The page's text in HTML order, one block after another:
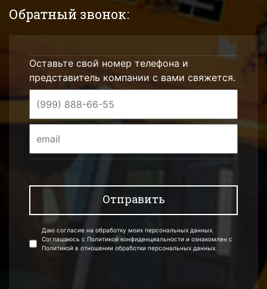
Обратный звонок:
Оставьте свой номер телефона и
представитель компании с вами свяжется.
Даю согласие на обработку моих персональных данных.
Соглашаюсь с Политикой конфиденциальности и ознакомлен с
Политикой в отношении обработки персональных данных.